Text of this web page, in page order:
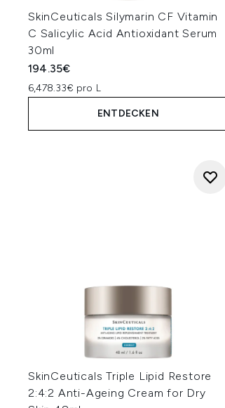
SkinCeuticals Silymarin CF Vitamin
C Salicylic Acid Antioxidant Serum
30ml
194.35€
6,478.33€ pro L
ENTDECKEN
SkinCeuticals Triple Lipid Restore
2:4:2 Anti-Ageing Cream for Dry